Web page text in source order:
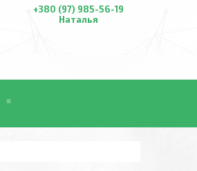
+380 (97) 985-56-19
Наталья